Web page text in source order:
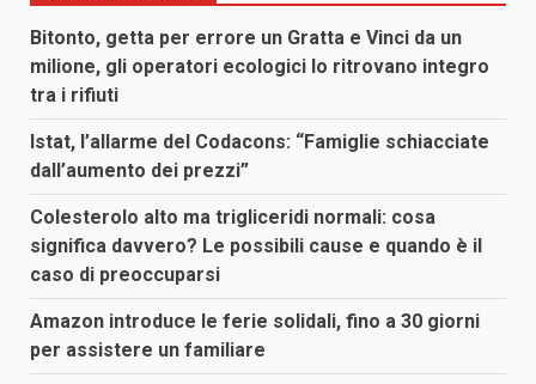
Bitonto, getta per errore un Gratta e Vinci da un
milione, gli operatori ecologici lo ritrovano integro
tra i rifiuti
Istat, l’allarme del Codacons: “Famiglie schiacciate
dall’aumento dei prezzi”
Colesterolo alto ma trigliceridi normali: cosa
significa davvero? Le possibili cause e quando è il
caso di preoccuparsi
Amazon introduce le ferie solidali, fino a 30 giorni
per assistere un familiare